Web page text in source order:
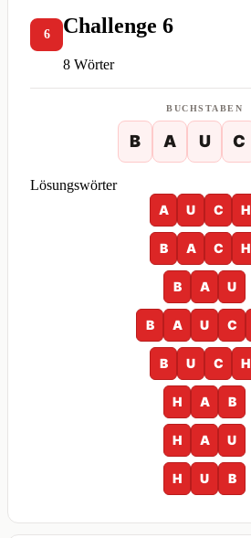
6 Challenge 6
8 Wörter
BUCHSTABEN
B A U C
Lösungswörter
A
U C H
B A C H
B A U
B A U C
B U C H
H A B
H A U
H U B